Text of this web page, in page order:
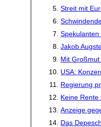
Streit mit
Jakob
Mit
USA:
Regierung
Keine Rente
Anzeige
Das